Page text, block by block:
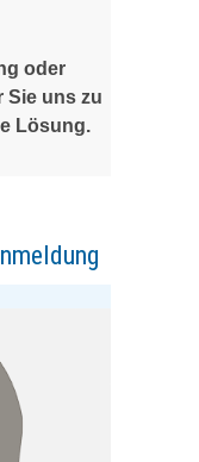
oder
Sie uns zu
Lösung.